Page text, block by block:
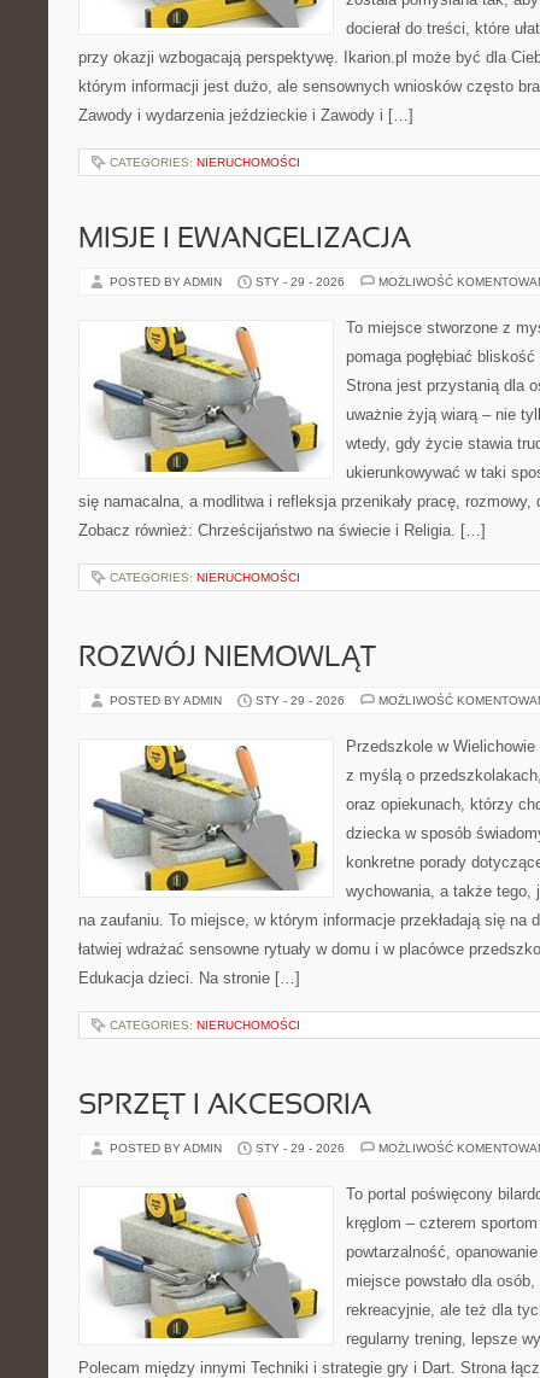
docierał do treści, które
przy okazji wzbogacają perspektywę. Ikarion.pl może być dla
którym informacji jest dużo, ale sensownych wniosków często
Zawody i wydarzenia jeździeckie i Zawody i […]
CATEGORIES: NIERUCHOMOŚCI
MISJE I EWANGELIZACJA
POSTED BY ADMIN STY - 29 - 2026 MOŻLIWOŚĆ
To miejsce stworzone z
pomaga pogłębiać
Strona jest przystanią dla
uważnie żyją wiarą – nie
wtedy, gdy życie stawia
ukierunkowywać w taki
się namacalna, a modlitwa i refleksja przenikały pracę,
Zobacz również: Chrześcijaństwo na świecie i Religia. […]
CATEGORIES: NIERUCHOMOŚCI
ROZWÓJ NIEMOWLĄT
POSTED BY ADMIN STY - 29 - 2026 MOŻLIWOŚĆ
Przedszkole w
z myślą o
oraz opiekunach, którzy
dziecka w sposób
konkretne porady
wychowania, a także tego,
na zaufaniu. To miejsce, w którym informacje przekładają się na
łatwiej wdrażać sensowne rytuały w domu i w placówce
Edukacja dzieci. Na stronie […]
CATEGORIES: NIERUCHOMOŚCI
SPRZĘT I AKCESORIA
POSTED BY ADMIN STY - 29 - 2026 MOŻLIWOŚĆ
To portal poświęcony
kręglom – czterem
powtarzalność,
miejsce powstało dla
rekreacyjnie, ale też dla
regularny trening, lepsze
Polecam między innymi Techniki i strategie gry i Dart. Strona